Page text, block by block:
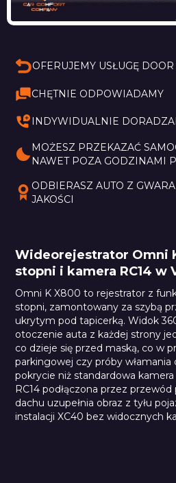
OFERUJEMY USŁUGĘ
CHĘTNIE ODPOWIADAMY
INDYWIDUALNIE
MOŻESZ PRZEKAZAĆ
NAWET POZA GODZINAMI
ODBIERASZ AUTO Z
JAKOŚCI
Wideorejestrator Omni
stopni i kamera RC14 w
Omni K X800 to rejestrator z
stopni, zamontowany za szybą
ukrytym pod tapicerką. Widok
otoczenie auta z każdej strony
co dzieje się przed maską, co w
parkingowej czy próby włamania
pokrycie niż standardowa
RC14 podłączona przez
dachu uzupełnia obraz z tyłu
instalacji XC40 bez widocznych